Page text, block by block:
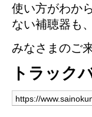
使い方がわか
ない補聴器も
みなさまのご
トラック